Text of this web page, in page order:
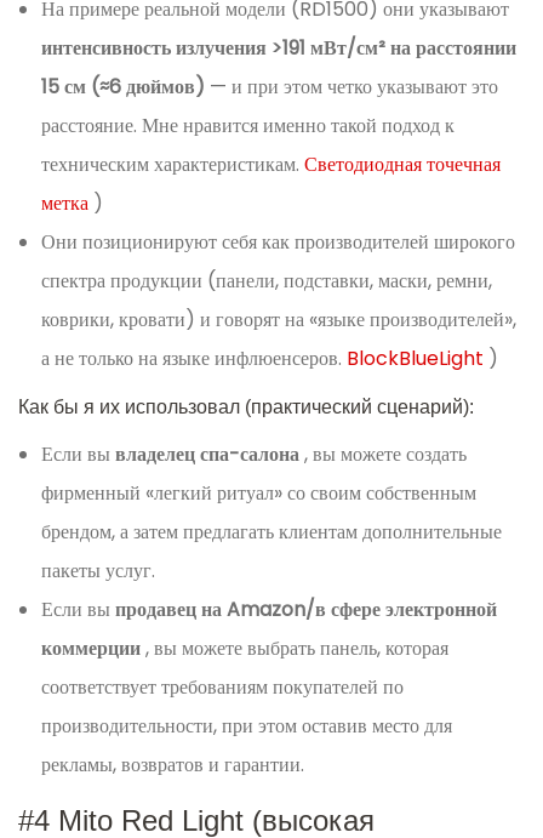
На примере реальной модели (RD1500) они указывают
интенсивность излучения >191 мВт/см² на расстоянии
15 см (≈6 дюймов) — и при этом четко указывают это
расстояние. Мне нравится именно такой подход к
техническим характеристикам. Светодиодная точечная
метка )
Они позиционируют себя как производителей широкого
спектра продукции (панели, подставки, маски, ремни,
коврики, кровати) и говорят на «языке производителей»,
а не только на языке инфлюенсеров. BlockBlueLight )
Как бы я их использовал (практический сценарий):
Если вывладелец спа-салона, вы можете создать
фирменный «легкий ритуал» со своим собственным
брендом, а затем предлагать клиентам дополнительные
пакеты услуг.
Если выпродавец на Amazon/в сфере электронной
коммерции, вы можете выбрать панель, которая
соответствует требованиям покупателей по
производительности, при этом оставив место для
рекламы, возвратов и гарантии.
#4 Mito Red Light (высокая